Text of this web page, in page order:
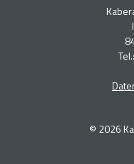
© 2026